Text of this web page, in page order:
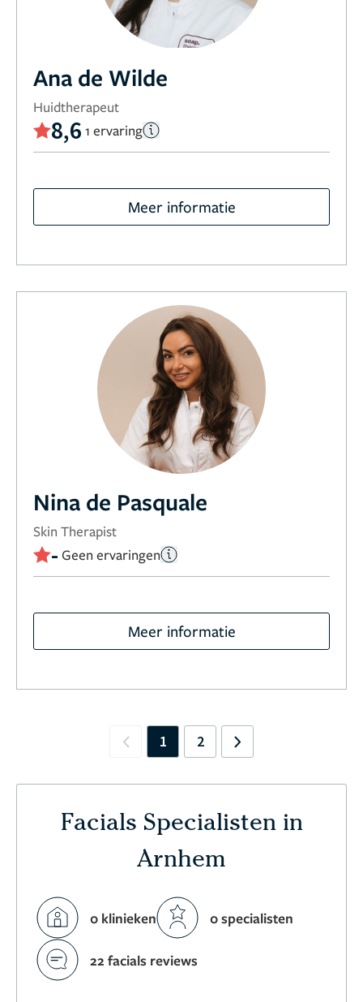
Ana de Wilde
Huidtherapeut
8,6 1 ervaring
Meer informatie
Nina de Pasquale
Skin Therapist
- Geen ervaringen
Meer informatie
Previous
1 2 Next
Facials Specialisten in
Arnhem
0 klinieken 0 specialisten
22 facials reviews